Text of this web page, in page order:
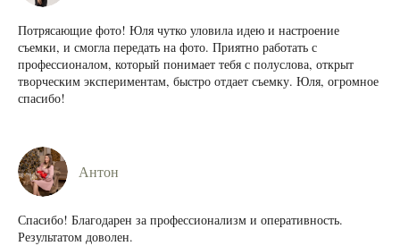
Потрясающие фото! Юля чутко уловила идею и настроение
съемки, и смогла передать на фото. Приятно работать с
профессионалом, который понимает тебя с полуслова, открыт
творческим экспериментам, быстро отдает съемку. Юля, огромное
спасибо!
Антон
Спасибо! Благодарен за профессионализм и оперативность.
Результатом доволен.